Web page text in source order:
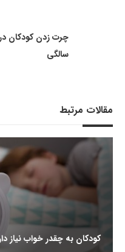
چرت زدن کودکان
سالگی
مقالات مرتبط
کودکان به چقدر خواب نیاز